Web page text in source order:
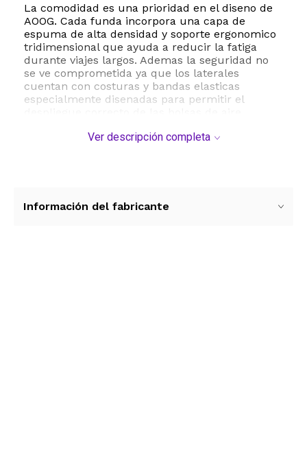
La comodidad es una prioridad en el diseno de
AOOG. Cada funda incorpora una capa de
espuma de alta densidad y soporte ergonomico
tridimensional que ayuda a reducir la fatiga
durante viajes largos. Ademas la seguridad no
se ve comprometida ya que los laterales
cuentan con costuras y bandas elasticas
especialmente disenadas para permitir el
con los cinturones de seguridad y los
herramientas especiales. El mantenimiento es
Ver descripción completa
Información del fabricante